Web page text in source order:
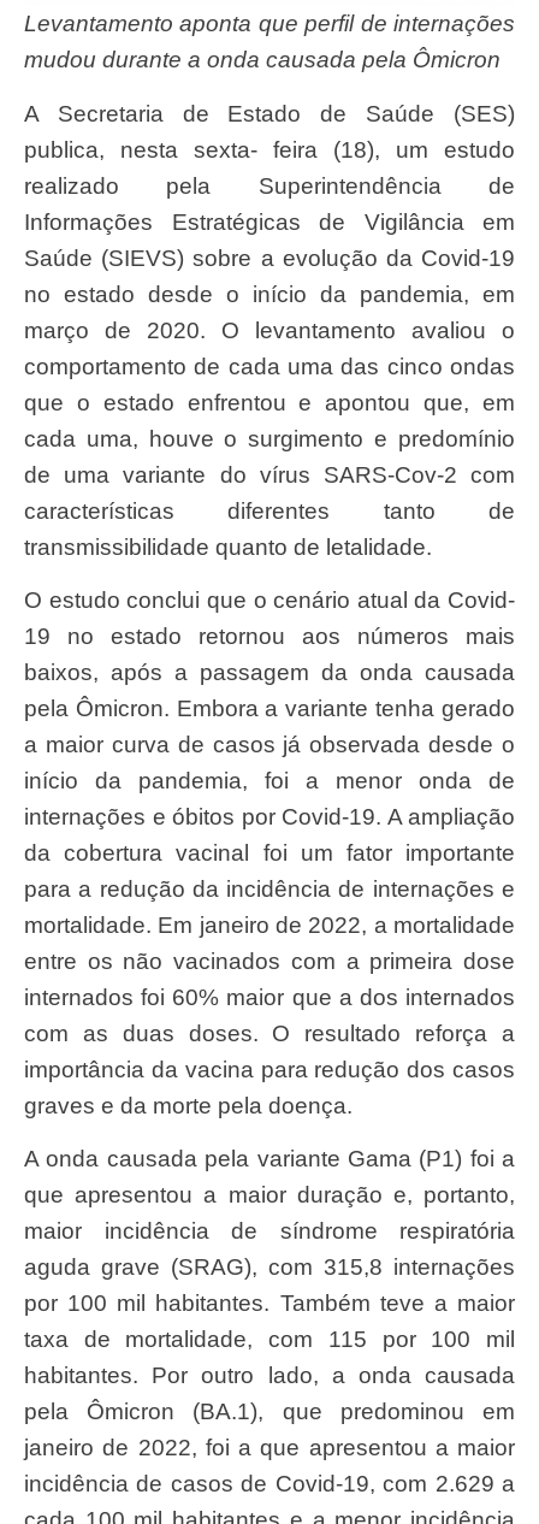
Levantamento aponta que perfil de internações
mudou durante a onda causada pela Ômicron
A Secretaria de Estado de Saúde (SES)
publica, nesta sexta- feira (18), um estudo
realizado pela Superintendência de
Informações Estratégicas de Vigilância em
Saúde (SIEVS) sobre a evolução da Covid-19
no estado desde o início da pandemia, em
março de 2020. O levantamento avaliou o
comportamento de cada uma das cinco ondas
que o estado enfrentou e apontou que, em
cada uma, houve o surgimento e predomínio
de uma variante do vírus SARS-Cov-2 com
características diferentes tanto de
transmissibilidade quanto de letalidade.
O estudo conclui que o cenário atual da Covid-
19 no estado retornou aos números mais
baixos, após a passagem da onda causada
pela Ômicron. Embora a variante tenha gerado
a maior curva de casos já observada desde o
início da pandemia, foi a menor onda de
internações e óbitos por Covid-19. A ampliação
da cobertura vacinal foi um fator importante
para a redução da incidência de internações e
mortalidade. Em janeiro de 2022, a mortalidade
entre os não vacinados com a primeira dose
internados foi 60% maior que a dos internados
com as duas doses. O resultado reforça a
importância da vacina para redução dos casos
graves e da morte pela doença.
A onda causada pela variante Gama (P1) foi a
que apresentou a maior duração e, portanto,
maior incidência de síndrome respiratória
aguda grave (SRAG), com 315,8 internações
por 100 mil habitantes. Também teve a maior
taxa de mortalidade, com 115 por 100 mil
habitantes. Por outro lado, a onda causada
pela Ômicron (BA.1), que predominou em
janeiro de 2022, foi a que apresentou a maior
incidência de casos de Covid-19, com 2.629 a